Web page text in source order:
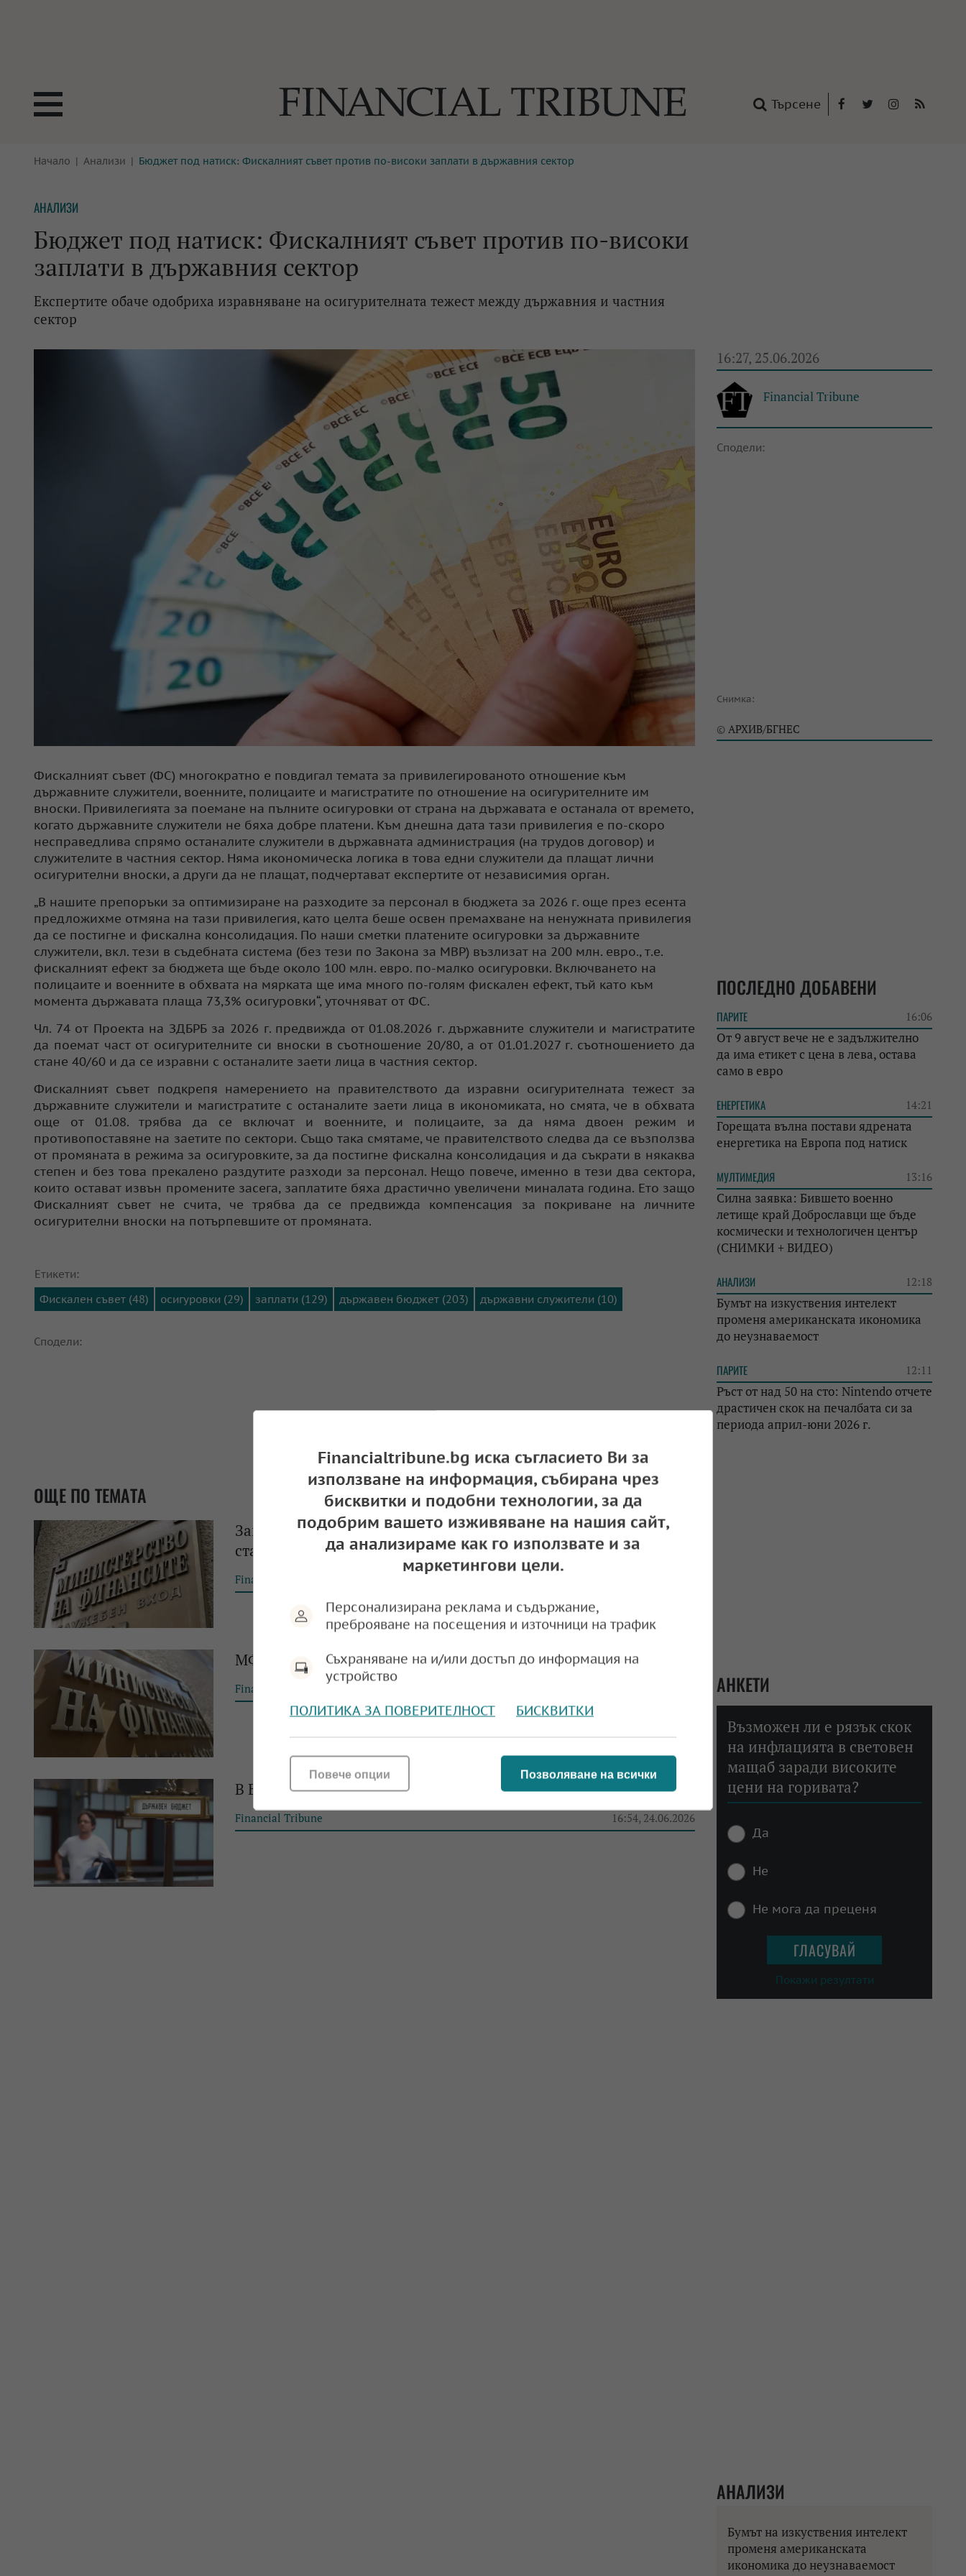
Търсене
БОРСИ
КРИПТО
БАНКИ
ПАРИТЕ
ЕНЕРГЕТИКА
ТЕХНОЛОГИИ
МРЕЖАТА
ИМОТИ
АВТОМОБИЛИ
МУЛТИМЕДИЯ
За нас Реклама
Начало Анализи Бюджет под натиск: Фискалният съвет против по-високи заплати в държавния сектор
АНАЛИЗИ
Бюджет под натиск: Фискалният съвет против по-високи
заплати в държавния сектор
Експертите обаче одобриха изравняване на осигурителната тежест между държавния и частния
сектор
16:27, 25.06.2026
Financial Tribune
Сподели:
Снимка:
© АРХИВ/БГНЕС
Фискалният съвет (ФС) многократно е повдигал темата за привилегированото отношение към
държавните служители, военните, полицаите и магистратите по отношение на осигурителните им
вноски. Привилегията за поемане на пълните осигуровки от страна на държавата е останала от времето,
когато държавните служители не бяха добре платени. Към днешна дата тази привилегия е по-скоро
несправедлива спрямо останалите служители в държавната администрация (на трудов договор) и
служителите в частния сектор. Няма икономическа логика в това едни служители да плащат лични
осигурителни вноски, а други да не плащат, подчертават експертите от независимия орган.
„В нашите препоръки за оптимизиране на разходите за персонал в бюджета за 2026 г. още през есента
предложихме отмяна на тази привилегия, като целта беше освен премахване на ненужната привилегия
да се постигне и фискална консолидация. По наши сметки платените осигуровки за държавните
служители, вкл. тези в съдебната система (без тези по Закона за МВР) възлизат на 200 млн. евро., т.е.
фискалният ефект за бюджета ще бъде около 100 млн. евро. по-малко осигуровки. Включването на
полицаите и военните в обхвата на мярката ще има много по-голям фискален ефект, тъй като към
момента държавата плаща 73,3% осигуровки“, уточняват от ФС.
Чл. 74 от Проекта на ЗДБРБ за 2026 г. предвижда от 01.08.2026 г. държавните служители и магистратите
да поемат част от осигурителните си вноски в съотношение 20/80, а от 01.01.2027 г. съотношението да
стане 40/60 и да се изравни с останалите заети лица в частния сектор.
Фискалният съвет подкрепя намерението на правителството да изравни осигурителната тежест за
държавните служители и магистратите с останалите заети лица в икономиката, но смята, че в обхвата
още от 01.08. трябва да се включат и военните, и полицаите, за да няма двоен режим и
противопоставяне на заетите по сектори. Също така смятаме, че правителството следва да се възползва
от промяната в режима за осигуровките, за да постигне фискална консолидация и да съкрати в някаква
степен и без това прекалено раздутите разходи за персонал. Нещо повече, именно в тези два сектора,
които остават извън промените засега, заплатите бяха драстично увеличени миналата година. Ето защо
Фискалният съвет не счита, че трябва да се предвижда компенсация за покриване на личните
осигурителни вноски на потърпевшите от промяната.
Етикети:
Фискален съвет (48)
осигуровки (29) заплати (129) държавен бюджет (203) държавни служители (10)
Сподели:
ОЩЕ ПО ТЕМАТА
Зам.-минитър Петкова: Бюджетът приема подход на трайна
стабилизация на финансите
Financial Tribune
МФ публикува проекта на Бюджет 2026
Financial Tribune
В Бюджет 2026: По-виоки осигуровки и 30% по-скъпи винетки
Financial Tribune 16:54, 24.06.2026
ПОСЛЕДНО ДОБАВЕНИ
ПАРИТЕ 16:06
От 9 август вече не е задължително
да има етикет с цена в лева, остава
само в евро
ЕНЕРГЕТИКА 14:21
Горещата вълна постави ядрената
енергетика на Европа под натиск
МУЛТИМЕДИЯ 13:16
Силна заявка: Бившето военно
летище край Доброславци ще бъде
космически и технологичен център
(СНИМКИ + ВИДЕО)
АНАЛИЗИ 12:18
Бумът на изкуствения интелект
променя американската икономика
до неузнаваемост
ПАРИТЕ 12:11
Ръст от над 50 на сто: Nintendo отчете
драстичен скок на печалбата си за
периода април-юни 2026 г.
АНКЕТИ
Възможен ли е рязък скок
на инфлацията в световен
мащаб заради високите
цени на горивата?
Да
Не
Не мога да преценя
Покажи резултати
АНАЛИЗИ
Бумът на изкуствения интелект
променя американската
икономика до неузнаваемост
Financialtribune.bg иска съгласието Ви за
използване на информация, събирана чрез
бисквитки и подобни технологии, за да
подобрим вашето изживяване на нашия сайт,
да анализираме как го използвате и за
маркетингови цели.
Персонализирана реклама и съдържание,
преброяване на посещения и източници на трафик
Съхраняване на и/или достъп до информация на
устройство
ПОЛИТИКА ЗА ПОВЕРИТЕЛНОСТ БИСКВИТКИ
Позволяване на всички
Повече опции